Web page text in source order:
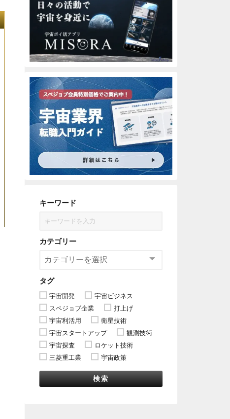
キーワード
カテゴリー
タグ
宇宙開発
宇宙ビジネス
スペジョブ企業
打上げ
宇宙利活用
衛星技術
宇宙スタートアップ
観測技術
宇宙探査
ロケット技術
三菱重工業
宇宙政策
検索